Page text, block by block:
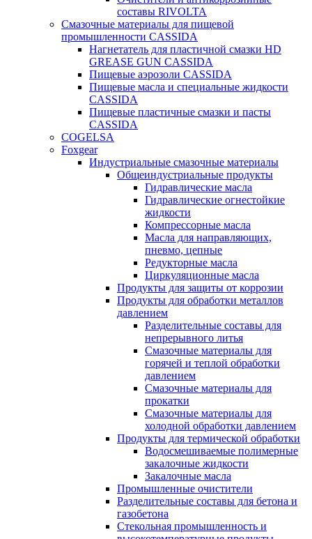
составы RIVOLTA
Смазочные материалы для пищевой
промышленности CASSIDA
Нагнетатель для пластичной смазки HD
GREASE GUN CASSIDA
Пищевые аэрозоли CASSIDA
Пищевые масла и специальные жидкости
CASSIDA
Пищевые пластичные смазки и пасты
CASSIDA
COGELSA
Foxgear
Индустриальные смазочные материалы
Общеиндустриальные продукты
Гидравлические масла
Гидравлические огнестойкие
жидкости
Компрессорные масла
Масла для направляющих,
пневмо, цепные
Редукторные масла
Циркуляционные масла
Продукты для защиты от коррозии
Продукты для обработки металлов
давлением
Разделительные составы для
непрерывного литья
Смазочные материалы для
горячей и теплой обработки
давлением
Смазочные материалы для
прокатки
Смазочные материалы для
холодной обработки давлением
Продукты для термической обработки
Водосмешиваемые полимерные
закалочные жидкости
Закалочные масла
Промышленные очистители
Разделительные составы для бетона и
газобетона
Стекольная промышленность и